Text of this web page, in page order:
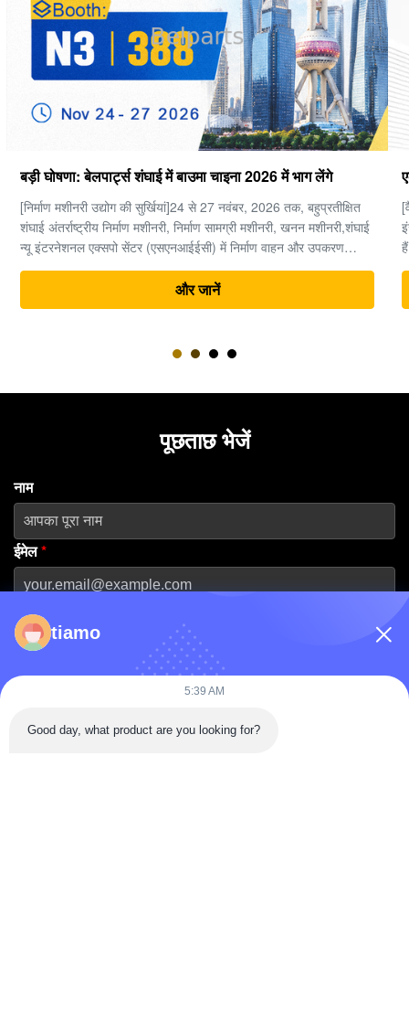
एक अच्छी फ़ाइनल ड्राइव कैसे चुनें?
[वैश्विक निर्माण मशीनरी उद्योग अवलोकन] भारी मशीनरी और अर्थमूविंग
इंजीनियरिंग के क्षेत्र में, समय पैसा है, और उत्खननकर्ता पूरी परियोजना का "दिल"
हैं। एक उत्खननकर्ता की जटिल विद्युत प्रणाली के भीतर, अंतिम ड्राइव (ट्रैवल
मोटर और रेड्यूसर असेंबली) उच्च दबाव वाली हाइड्रोलिक ऊर्जा को यांत्रिक
और जानें
पूछताछ भेजें
नाम
ईमेल*
फ़ोन नंबर
कंपनी का नाम
tiamo
5:39 AM
Good day, what product are you looking for?